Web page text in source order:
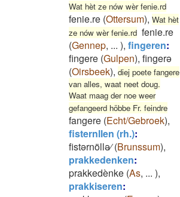
Wat hèt ze nów wèr fenie.rd
fenie.re (Ottersum), Wat hèt
ze nów wèr fenie.rd fenie.re
(Gennep, ... ), fingeren:
fingere (Gulpen), fingerə
(Oirsbeek), diej poete fangere
van alles, waat neet doug.
Waat maag der noe weer
gefangeerd höbbe Fr. feindre
fangere (Echt/Gebroek),
fisternllen (rh.):
fistərnöllə⁄(Brunssum),
prakkedenken:
prakkedènke (As, ... ),
prakkiseren: